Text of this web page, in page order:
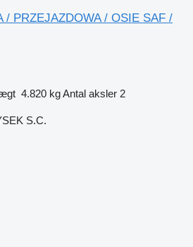
/ PRZEJAZDOWA / OSIE SAF /
4.820 kgAntal aksler 2
S.C.